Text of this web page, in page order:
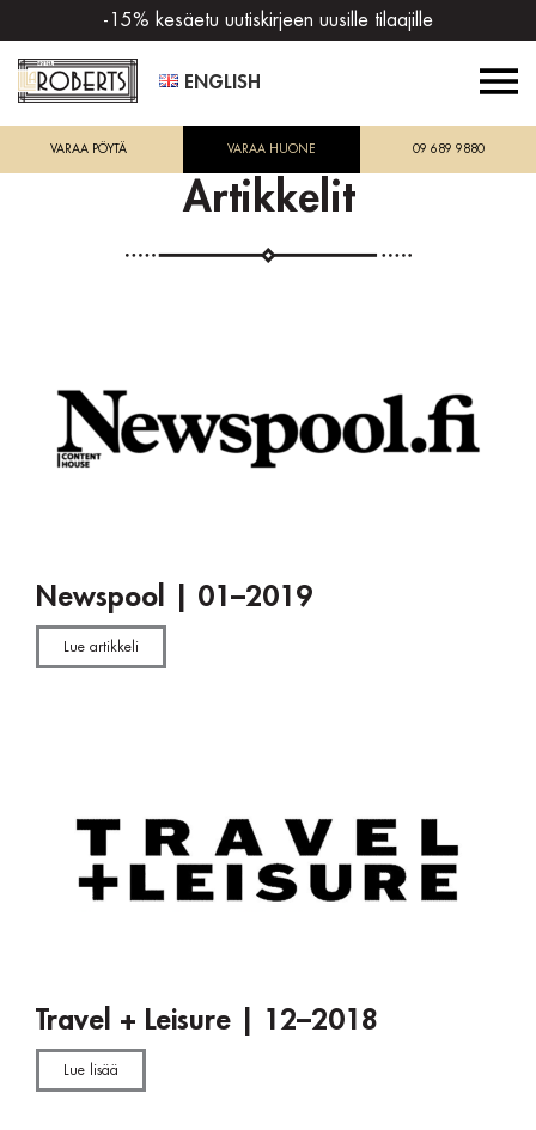
-15% kesäetu uutiskirjeen uusille tilaajille
ENGLISH
VARAA PÖYTÄ VARAA HUONE 09 689 9880
Artikkelit
Newspool | 01–2019
Lue artikkeli
Travel + Leisure | 12–2018
Lue lisää